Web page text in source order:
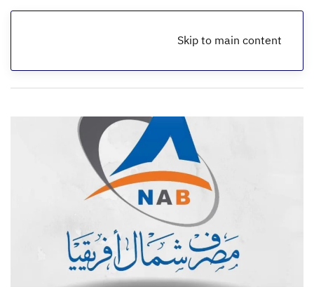
Skip to main content
الرئيسية